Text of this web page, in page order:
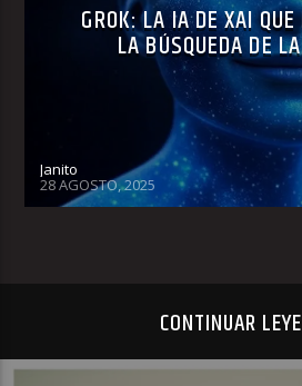
GROK: LA IA DE XAI
LA BÚSQUEDA DE
Janito
28 AGOSTO, 2025
CONTINUAR